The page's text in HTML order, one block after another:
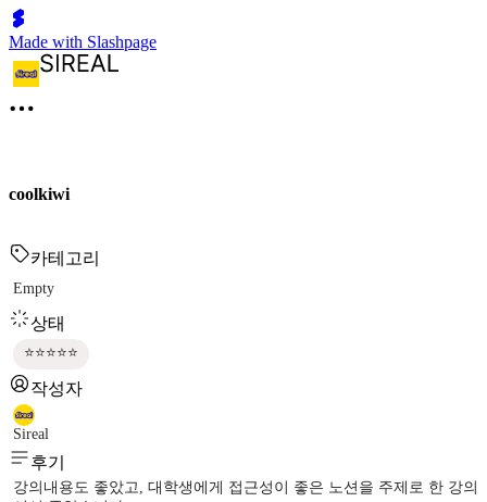
Made with Slashpage
coolkiwi
카테고리
Empty
상태
⭐⭐⭐⭐⭐
작성자
Sireal
후기
강의내용도 좋았고, 대학생에게 접근성이 좋은 노션을 주제로 한 강의